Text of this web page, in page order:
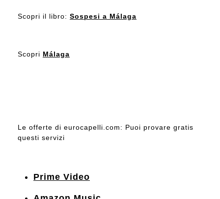
Scopri il libro: Sospesi a Málaga
Scopri Málaga
Le offerte di eurocapelli.com: Puoi provare gratis
questi servizi
Prime Video